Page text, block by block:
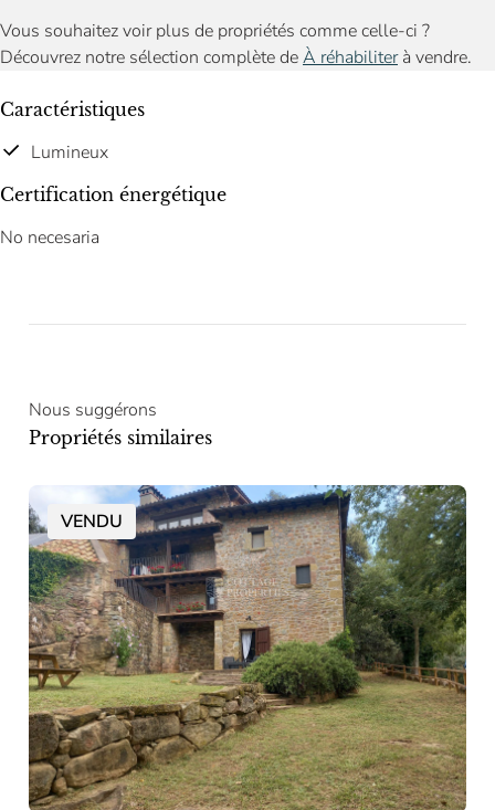
Vous souhaitez voir plus de propriétés comme celle-ci ?
Découvrez notre sélection complète deÀ réhabiliterà vendre.
Caractéristiques
Lumineux
Certification énergétique
No necesaria
Nous suggérons
Propriétés similaires
VENDU